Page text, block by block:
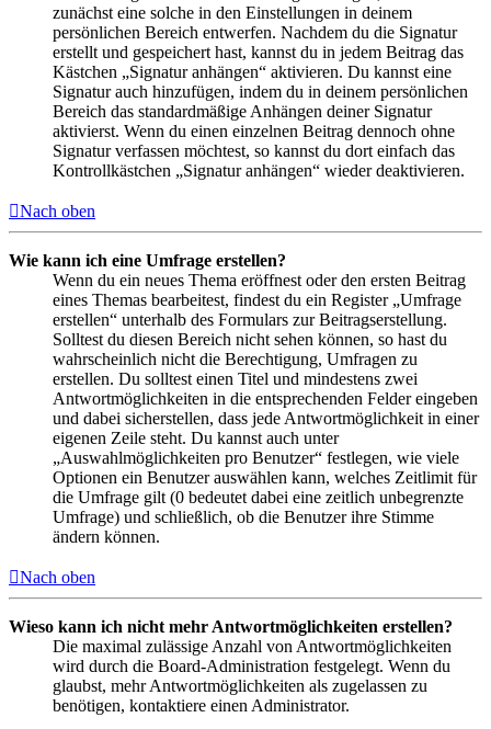
zunächst eine solche in den Einstellungen in deinem
persönlichen Bereich entwerfen. Nachdem du die Signatur
erstellt und gespeichert hast, kannst du in jedem Beitrag das
Kästchen „Signatur anhängen“ aktivieren. Du kannst eine
Signatur auch hinzufügen, indem du in deinem persönlichen
Bereich das standardmäßige Anhängen deiner Signatur
aktivierst. Wenn du einen einzelnen Beitrag dennoch ohne
Signatur verfassen möchtest, so kannst du dort einfach das
Kontrollkästchen „Signatur anhängen“ wieder deaktivieren.
Nach oben
Wie kann ich eine Umfrage erstellen?
Wenn du ein neues Thema eröffnest oder den ersten Beitrag
eines Themas bearbeitest, findest du ein Register „Umfrage
erstellen“ unterhalb des Formulars zur Beitragserstellung.
Solltest du diesen Bereich nicht sehen können, so hast du
wahrscheinlich nicht die Berechtigung, Umfragen zu
erstellen. Du solltest einen Titel und mindestens zwei
Antwortmöglichkeiten in die entsprechenden Felder eingeben
und dabei sicherstellen, dass jede Antwortmöglichkeit in einer
eigenen Zeile steht. Du kannst auch unter
„Auswahlmöglichkeiten pro Benutzer“ festlegen, wie viele
Optionen ein Benutzer auswählen kann, welches Zeitlimit für
die Umfrage gilt (0 bedeutet dabei eine zeitlich unbegrenzte
Umfrage) und schließlich, ob die Benutzer ihre Stimme
ändern können.
Nach oben
Wieso kann ich nicht mehr Antwortmöglichkeiten erstellen?
Die maximal zulässige Anzahl von Antwortmöglichkeiten
wird durch die Board-Administration festgelegt. Wenn du
glaubst, mehr Antwortmöglichkeiten als zugelassen zu
benötigen, kontaktiere einen Administrator.